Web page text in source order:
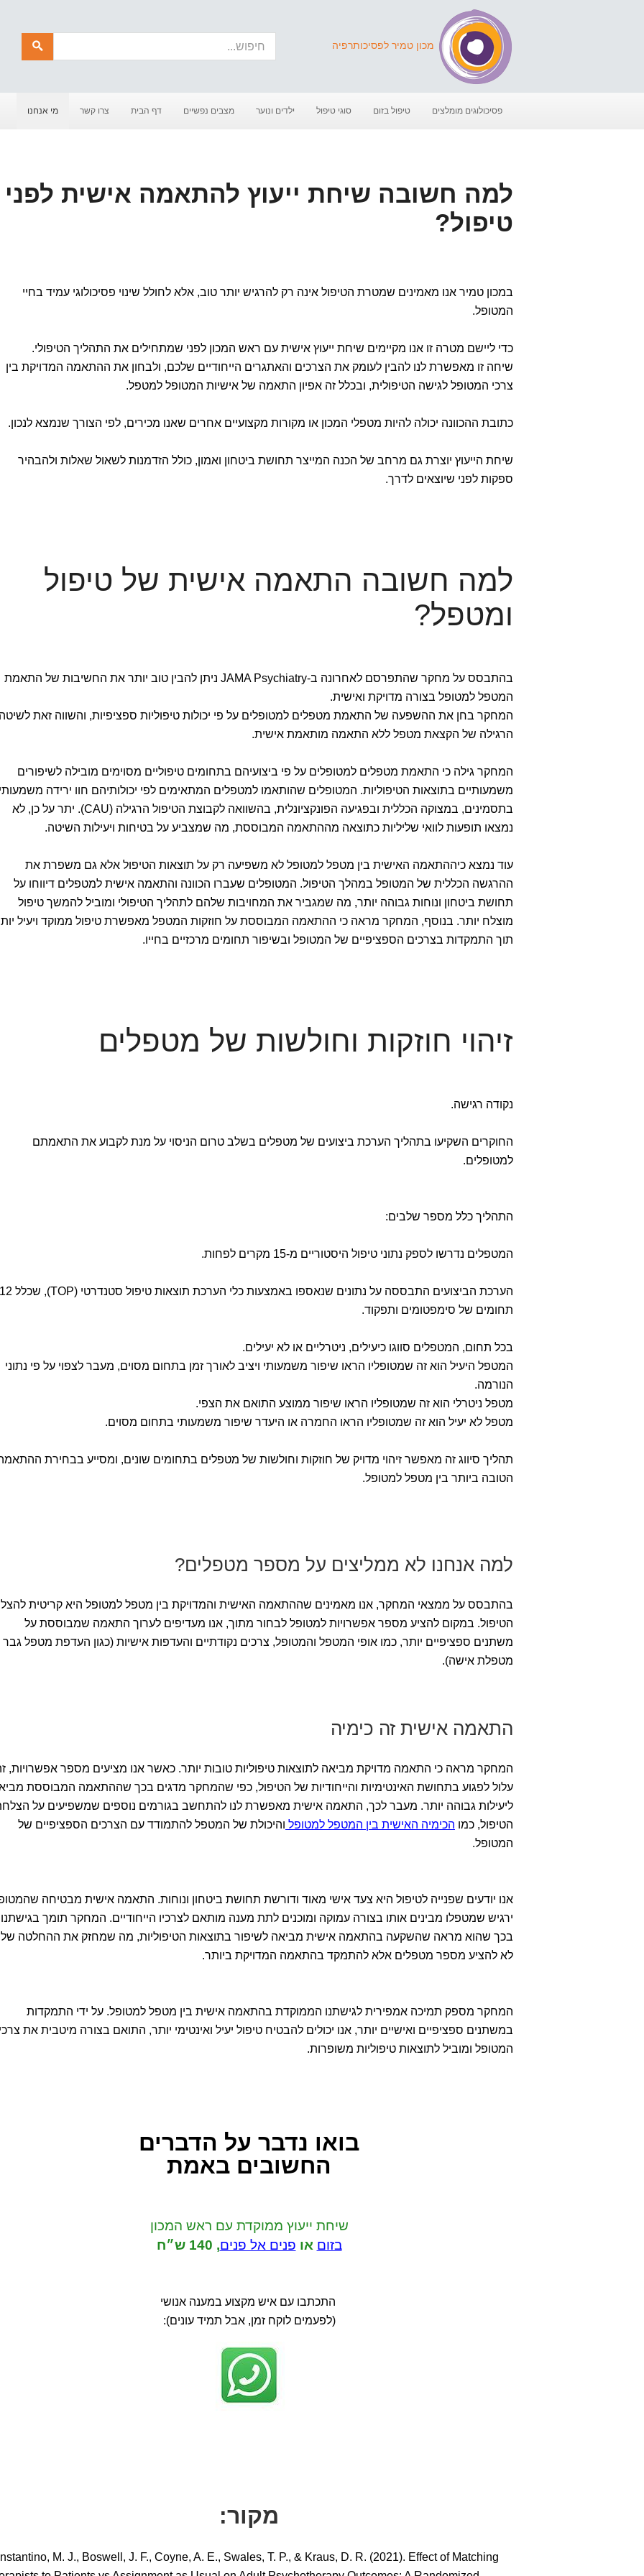
מכון טמיר לפסיכותרפיה
חיפוש
פסיכולוגים מומלצים טיפול בזום סוגי טיפול ילדים ונוער מצבים נפשיים דף הבית צרו קשר מי אנחנו
למה חשובה שיחת ייעוץ להתאמה אישית לפני
טיפול?
במכון טמיר אנו מאמינים שמטרת הטיפול אינה רק להרגיש יותר טוב, אלא לחולל שינוי פסיכולוגי עמיד בחיי
המטופל.
כדי ליישם מטרה זו אנו מקיימים שיחת ייעוץ אישית עם ראש המכון לפני שמתחילים את התהליך הטיפולי.
שיחה זו מאפשרת לנו להבין לעומק את הצרכים והאתגרים הייחודיים שלכם, ולבחון את ההתאמה המדויקת בין
צרכי המטופל לגישה הטיפולית, ובכלל זה אפיון התאמה של אישיות המטופל למטפל.
כתובת ההכוונה יכולה להיות מטפלי המכון או מקורות מקצועיים אחרים שאנו מכירים, לפי הצורך שנמצא לנכון.
שיחת הייעוץ יוצרת גם מרחב של הכנה המייצר תחושת ביטחון ואמון, כולל הזדמנות לשאול שאלות ולהבהיר
ספקות לפני שיוצאים לדרך.
למה חשובה התאמה אישית של טיפול
ומטפל?
בהתבסס על מחקר שהתפרסם לאחרונה ב-JAMA Psychiatry ניתן להבין טוב יותר את החשיבות של התאמת
המטפל למטופל בצורה מדויקת ואישית.
המחקר בחן את ההשפעה של התאמת מטפלים למטופלים על פי יכולות טיפוליות ספציפיות, והשווה זאת
הרגילה של הקצאת מטפל ללא התאמה מותאמת אישית.
המחקר גילה כי התאמת מטפלים למטופלים על פי ביצועיהם בתחומים טיפוליים מסוימים מובילה לשיפורים
משמעותיים בתוצאות הטיפוליות. המטופלים שהותאמו למטפלים המתאימים לפי יכולותיהם חוו ירידה
בתסמינים, במצוקה הכללית ובפגיעה הפונקציונלית, בהשוואה לקבוצת הטיפול הרגילה (CAU). יתר על כן, לא
נמצאו תופעות לוואי שליליות כתוצאה מההתאמה המבוססת, מה שמצביע על בטיחות ויעילות השיטה.
עוד נמצא כיההתאמה האישית בין מטפל למטופל לא משפיעה רק על תוצאות הטיפול אלא גם משפרת את
ההרגשה הכללית של המטופל במהלך הטיפול. המטופלים שעברו הכוונה והתאמה אישית למטפלים דיווחו על
תחושת ביטחון ונוחות גבוהה יותר, מה שמגביר את המחויבות שלהם לתהליך הטיפולי ומוביל להמשך טיפול
מוצלח יותר. בנוסף, המחקר מראה כי ההתאמה המבוססת על חוזקות המטפל מאפשרת טיפול ממוקד ויעיל
תוך התמקדות בצרכים הספציפיים של המטופל ובשיפור תחומים מרכזיים בחייו.
זיהוי חוזקות וחולשות של מטפלים
נקודה רגישה.
החוקרים השקיעו בתהליך הערכת ביצועים של מטפלים בשלב טרום הניסוי על מנת לקבוע את התאמתם
למטופלים.
התהליך כלל מספר שלבים:
המטפלים נדרשו לספק נתוני טיפול היסטוריים מ-15 מקרים לפחות.
הערכת הביצועים התבססה על נתונים שנאספו באמצעות כלי הערכת תוצאות טיפול סטנדרטי (TOP), שכלל 12
תחומים של סימפטומים ותפקוד.
בכל תחום, המטפלים סווגו כיעילים, ניטרליים או לא יעילים.
המטפל היעיל הוא זה שמטופליו הראו שיפור משמעותי ויציב לאורך זמן בתחום מסוים, מעבר לצפוי על פי נתוני
הנורמה.
מטפל ניטרלי הוא זה שמטופליו הראו שיפור ממוצע התואם את הצפי.
מטפל לא יעיל הוא זה שמטופליו הראו החמרה או היעדר שיפור משמעותי בתחום מסוים.
תהליך סיווג זה מאפשר זיהוי מדויק של חוזקות וחולשות של מטפלים בתחומים שונים, ומסייע בבחירת
הטובה ביותר בין מטפל למטופל.
למה אנחנו לא ממליצים על מספר מטפלים?
בהתבסס על ממצאי המחקר, אנו מאמינים שההתאמה האישית והמדויקת בין מטפל למטופל היא קריטית
הטיפול. במקום להציע מספר אפשרויות למטופל לבחור מתוך, אנו מעדיפים לערוך התאמה שמבוססת על
משתנים ספציפיים יותר, כמו אופי המטפל והמטופל, צרכים נקודתיים והעדפות אישיות (כגון העדפת מטפל גבר
מטפלת אישה).
התאמה אישית זה כימיה
המחקר מראה כי התאמה מדויקת מביאה לתוצאות טיפוליות טובות יותר. כאשר אנו מציעים מספר אפשרויות,
עלול לפגוע בתחושת האינטימיות והייחודיות של הטיפול, כפי שהמחקר מדגים בכך שההתאמה המבוססת
ליעילות גבוהה יותר. מעבר לכך, התאמה אישית מאפשרת לנו להתחשב בגורמים נוספים שמשפיעים על
הטיפול, כמו הכימיה האישית בין המטפל למטופל והיכולת של המטפל להתמודד עם הצרכים הספציפיים של
המטופל.
אנו יודעים שפנייה לטיפול היא צעד אישי מאוד ודורשת תחושת ביטחון ונוחות. התאמה אישית מבטיחה
ירגיש שמטפלו מבינים אותו בצורה עמוקה ומוכנים לתת מענה מותאם לצרכיו הייחודיים. המחקר תומך בגישתנו
בכך שהוא מראה שהשקעה בהתאמה אישית מביאה לשיפור בתוצאות הטיפוליות, מה שמחזק את ההחלטה
לא להציע מספר מטפלים אלא להתמקד בהתאמה המדויקת ביותר.
המחקר מספק תמיכה אמפירית לגישתנו הממוקדת בהתאמה אישית בין מטפל למטופל. על ידי התמקדות
במשתנים ספציפיים ואישיים יותר, אנו יכולים להבטיח טיפול יעיל ואינטימי יותר, התואם בצורה מיטבית את
המטופל ומוביל לתוצאות טיפוליות משופרות.
בואו נדבר על הדברים
החשובים באמת
שיחת ייעוץ ממוקדת עם ראש המכון
בזום או פנים אל פנים, 140 ש״ח
התכתבו עם איש מקצוע במענה אנושי
(לפעמים לוקח זמן, אבל תמיד עונים):
מקור:
M. J., Boswell, J. F., Coyne, A. E., Swales, T. P., & Kraus, D. R. (2021). Effect of Matching